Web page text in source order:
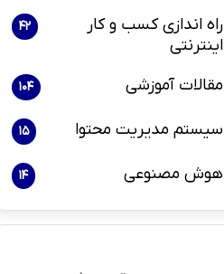
پلاگین
راه اندازی کسب و کار
اینترنتی
42
مقالات آموزشی 104
سیستم مدیریت محتوا 15
هوش مصنوعی 14